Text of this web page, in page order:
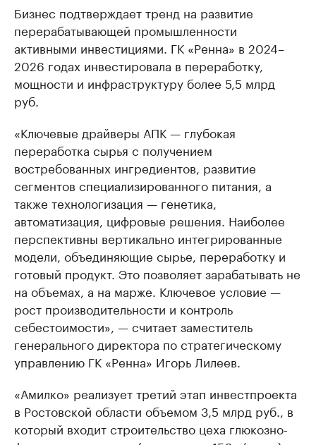
Бизнес подтверждает тренд на развитие
перерабатывающей промышленности
активными инвестициями. ГК «Ренна» в 2024–
2026 годах инвестировала в переработку,
мощности и инфраструктуру более 5,5 млрд
руб.
«Ключевые драйверы АПК — глубокая
переработка сырья с получением
востребованных ингредиентов, развитие
сегментов специализированного питания, а
также технологизация — генетика,
автоматизация, цифровые решения. Наиболее
перспективны вертикально интегрированные
модели, объединяющие сырье, переработку и
готовый продукт. Это позволяет зарабатывать не
на объемах, а на марже. Ключевое условие —
рост производительности и контроль
себестоимости», — считает заместитель
генерального директора по стратегическому
управлению ГК «Ренна» Игорь Лилеев.
«Амилко» реализует третий этап инвестпроекта
в Ростовской области объемом 3,5 млрд руб., в
который входит строительство цеха глюкозно-